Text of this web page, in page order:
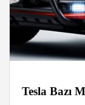
Tesla Bazı